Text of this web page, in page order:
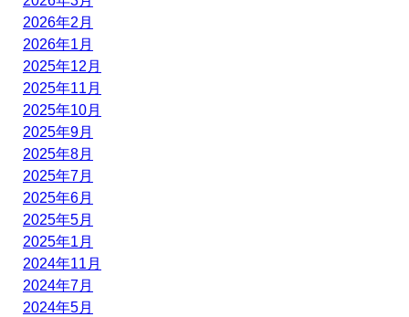
2026年2月
2026年1月
2025年12月
2025年11月
2025年10月
2025年9月
2025年8月
2025年7月
2025年6月
2025年5月
2025年1月
2024年11月
2024年7月
2024年5月